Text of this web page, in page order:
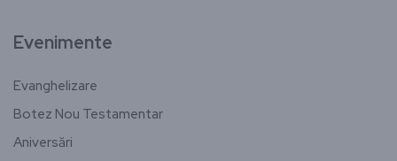
Evenimente
Evanghelizare
Botez Nou Testamentar
Aniversări